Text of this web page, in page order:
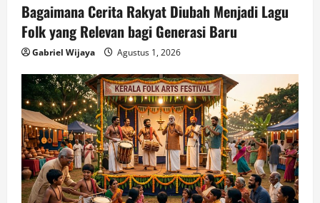
Bagaimana Cerita Rakyat Diubah Menjadi Lagu
Folk yang Relevan bagi Generasi Baru
Gabriel Wijaya Agustus 1, 2026